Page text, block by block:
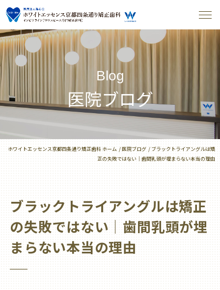
Blog
医院ブログ
ホワイトエッセンス京都四条通り矯正歯科 ホーム 医院ブログ
ブラックトライアングルは矯
正の失敗ではない｜歯間乳頭が埋まらない本当の理由
ブラックトライアングルは矯正
の失敗ではない｜歯間乳頭が埋
まらない本当の理由